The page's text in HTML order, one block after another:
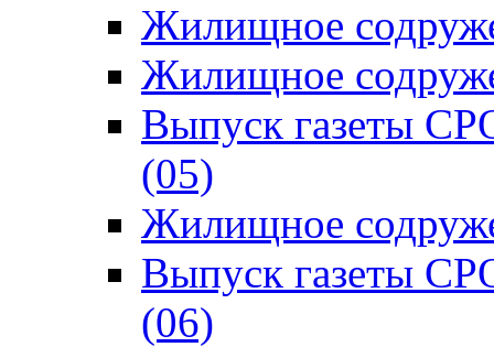
Жилищное
Жилищное
Выпуск газеты
(05)
Жилищное
Выпуск газеты
(06)